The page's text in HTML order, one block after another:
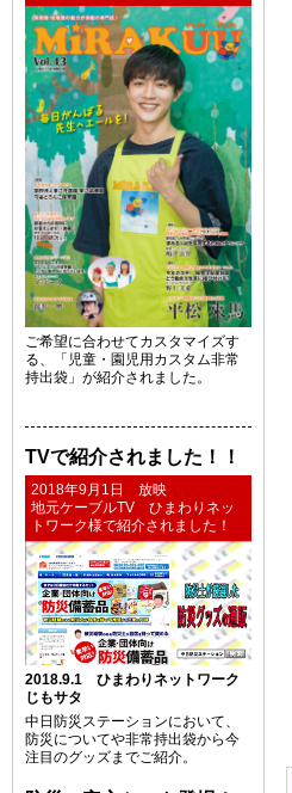
ご希望に合わせてカスタマイズす
る、「児童・園児用カスタム非常
持出袋」が紹介されました。
TVで紹介されました！！
2018年9月1日 放映
地元ケーブルTV ひまわりネッ
トワーク様で紹介されました！
2018.9.1 ひまわりネットワーク
じもサタ
中日防災ステーションにおいて、
防災についてや非常持出袋から今
注目のグッズまでご紹介。